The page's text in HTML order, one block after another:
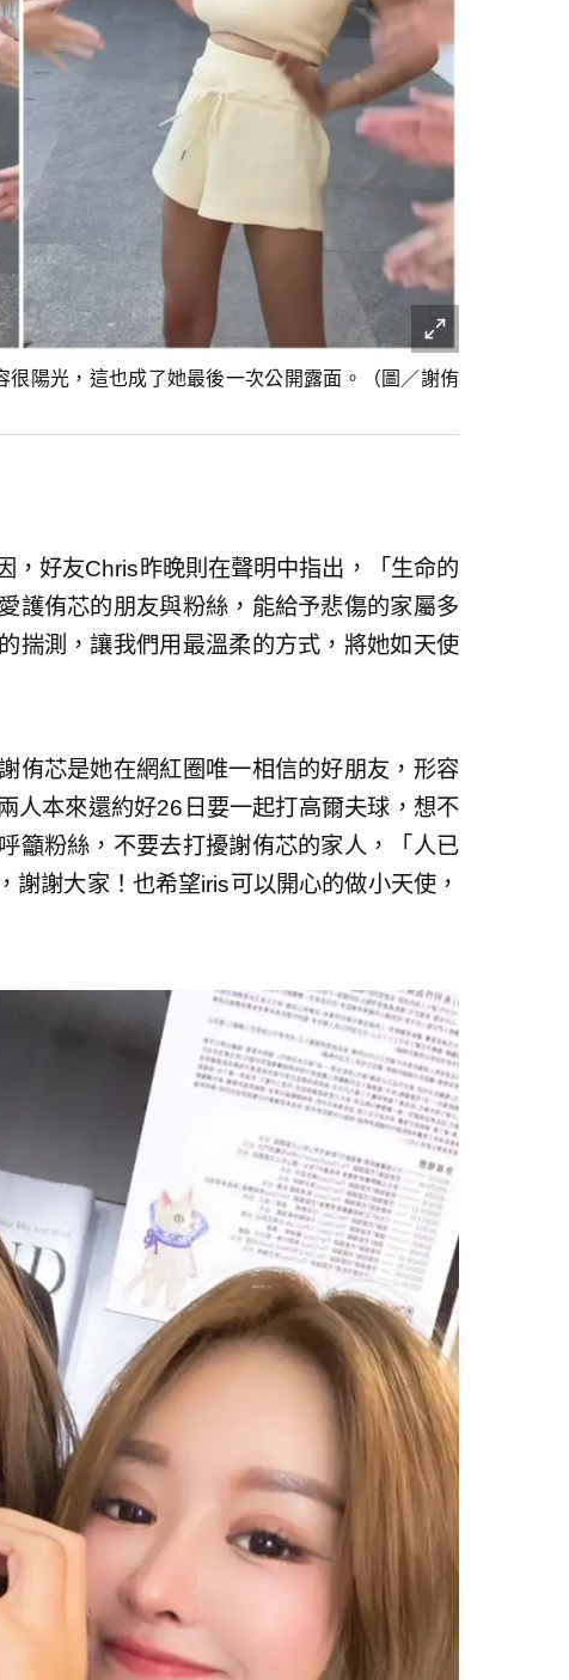
陽光，這也成了她最後一次公開露面。（圖／謝侑
，好友Chris昨晚則在聲明中指出，「生命的
護侑芯的朋友與粉絲，能給予悲傷的家屬多
揣測，讓我們用最溫柔的方式，將她如天使
侑芯是她在網紅圈唯一相信的好朋友，形容
人本來還約好26日要一起打高爾夫球，想不
籲粉絲，不要去打擾謝侑芯的家人，「人已
謝大家！也希望iris可以開心的做小天使，